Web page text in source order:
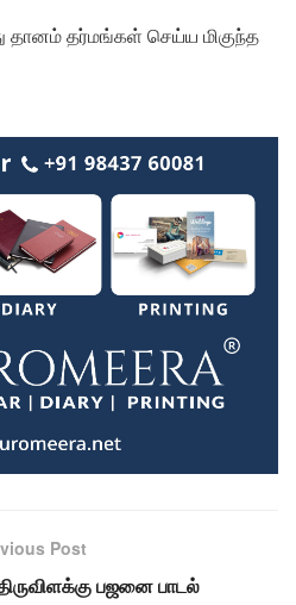
தானம் தர்மங்கள் செய்ய மிகுந்த
Post
பஜனை பாடல்